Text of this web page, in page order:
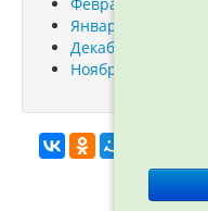
Январь 2014
Декабрь 2013
Ноябрь 2013